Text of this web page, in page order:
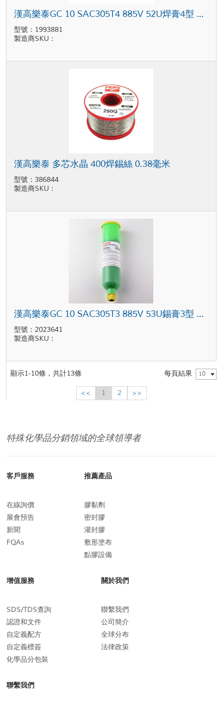
漢高樂泰GC 10 SAC305T4 885V 52U焊膏4型 灰色 500克 罐裝
型號：1993881
製造商SKU：
漢高樂泰 多芯水晶 400焊錫絲 0.38毫米
型號：386844
製造商SKU：
漢高樂泰GC 10 SAC305T3 885V 53U錫膏3型 灰色 600克 Semco 卡筒包裝
型號：2023641
製造商SKU：
顯示1-10條，共計13條 每頁結果 10
<< 1 2 >>
特殊化學品分銷領域的全球領導者
客戶服務
在線詢價
展會預告
新聞
FQAs
推薦產品
膠黏劑
密封膠
灌封膠
敷形塗布
點膠設備
增值服務
SDS/TDS查詢
認證和文件
自定義配方
自定義標簽
化學品分包裝
關於我們
聯繫我們
公司簡介
全球分布
法律政策
聯繫我們